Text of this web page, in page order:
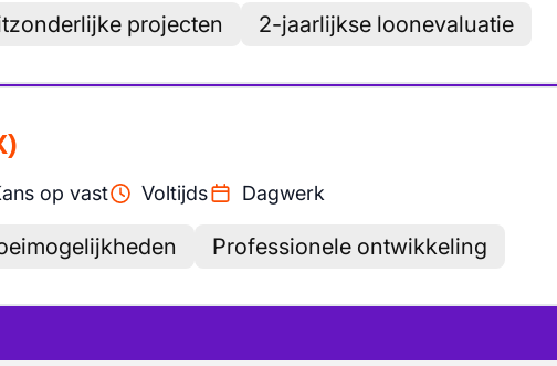
projecten 2-jaarlijkse loonevaluatie
op vast Voltijds Dagwerk
Professionele ontwikkeling